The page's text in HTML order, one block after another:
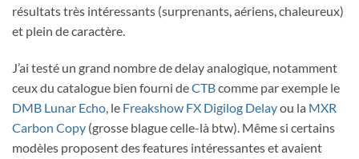
résultats très intéressants (surprenants, aériens, chaleureux)
et plein de caractère.
J’ai testé un grand nombre de delay analogique, notamment
ceux du catalogue bien fourni deCTBcomme par exemple le
DMB Lunar Echo, le Freakshow FX Digilog Delayou la MXR
Carbon Copy (grosse blague celle-là btw). Même si certains
modèles proposent des features intéressantes et avaient